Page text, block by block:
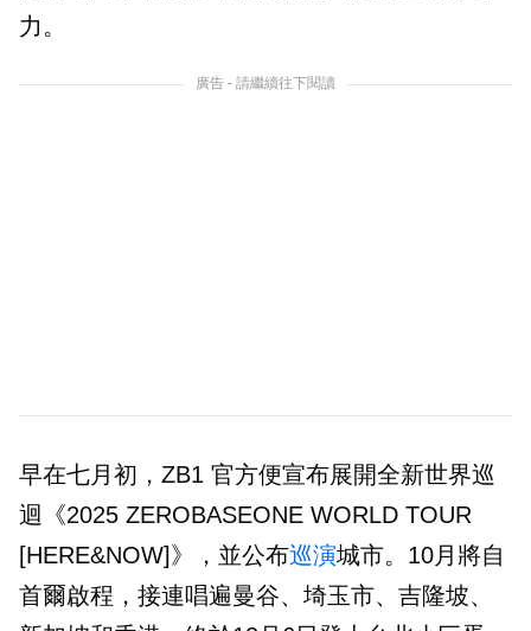
力。
廣告 - 請繼續往下閱讀
早在七月初，ZB1 官方便宣布展開全新世界巡
迴《2025 ZEROBASEONE WORLD TOUR
[HERE&NOW]》，並公布巡演城市。10月將自
首爾啟程，接連唱遍曼谷、埼玉市、吉隆坡、